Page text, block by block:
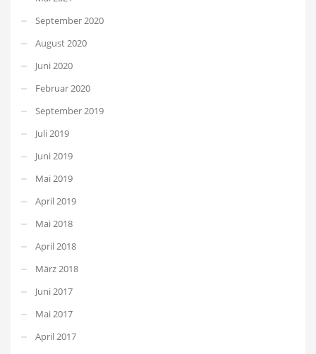
September 2020
August 2020
Juni 2020
Februar 2020
September 2019
Juli 2019
Juni 2019
Mai 2019
April 2019
Mai 2018
April 2018
März 2018
Juni 2017
Mai 2017
April 2017